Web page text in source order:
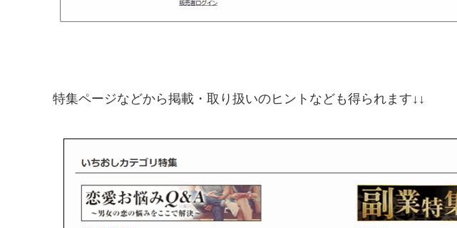
特集ページなどから掲載・取り扱いのヒントなども得られます↓↓